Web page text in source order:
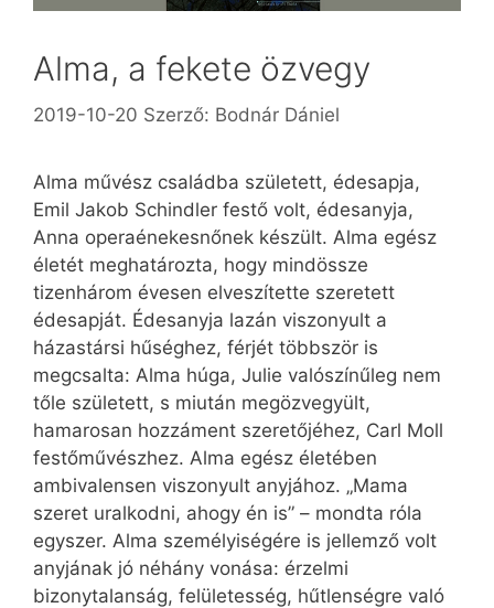
Alma, a fekete özvegy
2019-10-20 Szerző: Bodnár Dániel
Alma művész családba született, édesapja,
Emil Jakob Schindler festő volt, édesanyja,
Anna operaénekesnőnek készült. Alma egész
életét meghatározta, hogy mindössze
tizenhárom évesen elveszítette szeretett
édesapját. Édesanyja lazán viszonyult a
házastársi hűséghez, férjét többször is
megcsalta: Alma húga, Julie valószínűleg nem
tőle született, s miután megözvegyült,
hamarosan hozzáment szeretőjéhez, Carl Moll
festőművészhez. Alma egész életében
ambivalensen viszonyult anyjához. „Mama
szeret uralkodni, ahogy én is” – mondta róla
egyszer. Alma személyiségére is jellemző volt
anyjának jó néhány vonása: érzelmi
bizonytalanság, felületesség, hűtlenségre való